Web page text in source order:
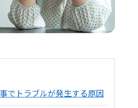
でトラブルが発生する原因